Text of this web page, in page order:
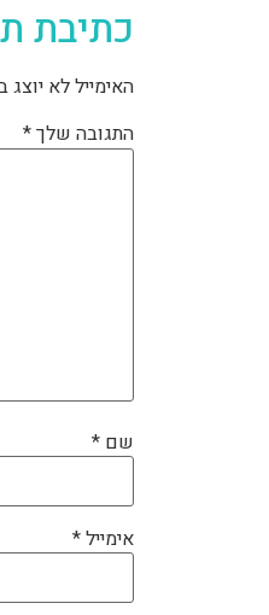
כתיבת
האימייל לא יוצג
התגובה שלך*
שם *
אימייל*